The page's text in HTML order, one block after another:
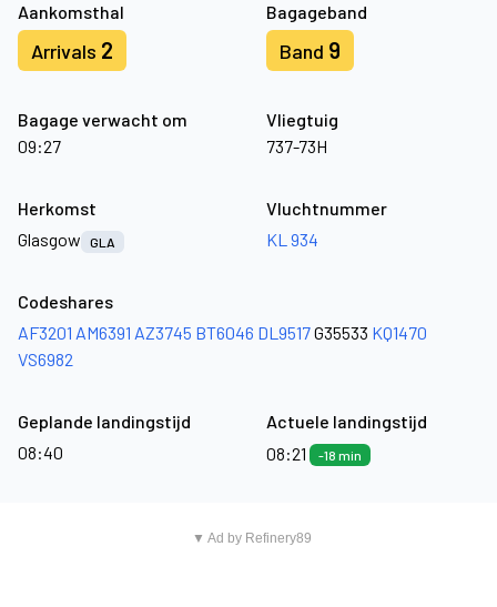
Aankomsthal
Arrivals 2
Bagageband
Band 9
Bagage verwacht om
09:27
Vliegtuig
737-73H
Herkomst
Glasgow
GLA
Vluchtnummer
KL 934
Codeshares
AF3201 AM6391 AZ3745 BT6046 DL9517G35533 KQ1470
VS6982
Geplande landingstijd
08:40
Actuele landingstijd
08:21
-18 min
▼ Ad by Refinery89